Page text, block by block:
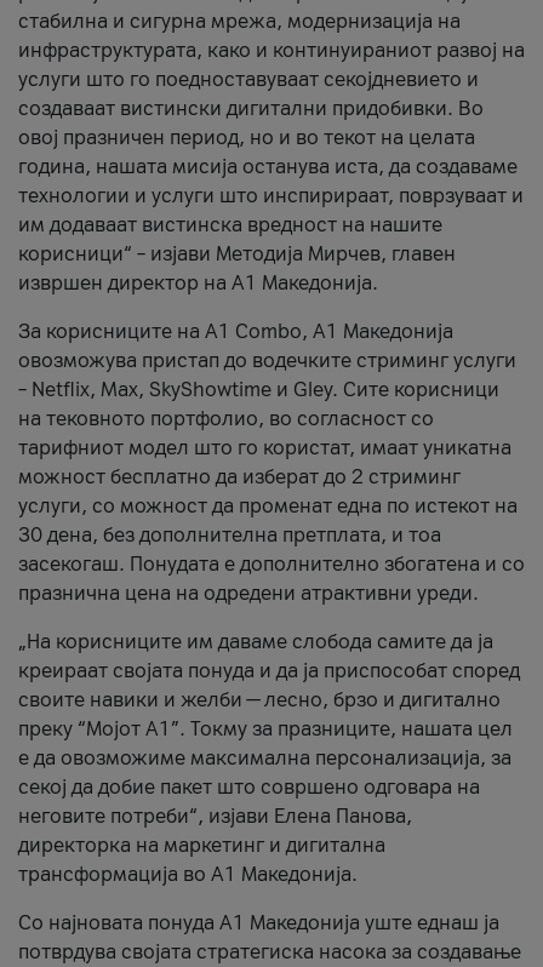
стабилна и сигурна мрежа, модернизација на
инфраструктурата, како и континуираниот развој на
услуги што го поедноставуваат секојдневието и
создаваат вистински дигитални придобивки. Во
овој празничен период, но и во текот на целата
година, нашата мисија останува иста, да создаваме
технологии и услуги што инспирираат, поврзуваат и
им додаваат вистинска вредност на нашите
корисници“ – изјави Методија Мирчев, главен
извршен директор на А1 Македонија.
За корисниците на A1 Combo, А1 Македонија
овозможува пристап до водечките стриминг услуги
– Netflix, Max, SkyShowtime и Gley. Сите корисници
на тековното портфолио, во согласност со
тарифниот модел што го користат, имаат уникатна
можност бесплатно да изберат до 2 стриминг
услуги, со можност да променат една по истекот на
30 дена, без дополнителна претплата, и тоа
засекогаш. Понудата е дополнително збогатена и со
празнична цена на одредени атрактивни уреди.
„На корисниците им даваме слобода самите да ја
креираат својата понуда и да ја приспособат според
своите навики и желби — лесно, брзо и дигитално
преку “Мојот А1”. Токму за празниците, нашата цел
е да овозможиме максимална персонализација, за
секој да добие пакет што совршено одговара на
неговите потреби“, изјави Елена Панова,
директорка на маркетинг и дигитална
трансформација во А1 Македонија.
Со најновата понуда А1 Македонија уште еднаш ја
потврдува својата стратегиска насока за создавање